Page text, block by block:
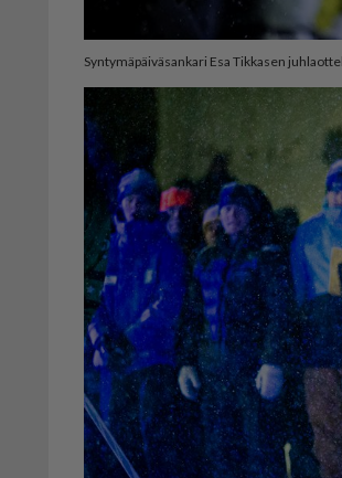
Syntymäpäiväsankari Esa Tikkasen